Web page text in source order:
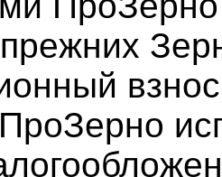
прежних
ПроЗерно